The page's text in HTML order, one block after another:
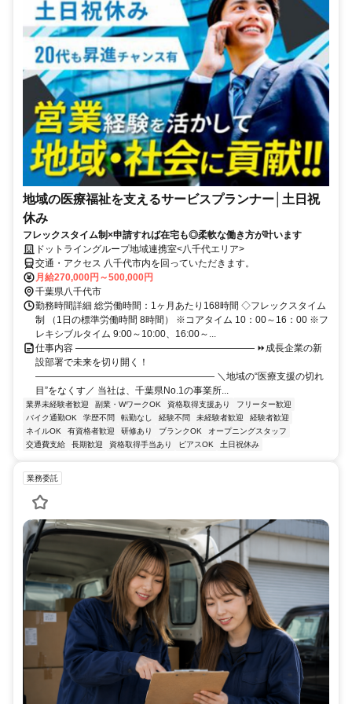
地域の医療福祉を支えるサービスプランナー│土日祝
休み
フレックスタイム制×申請すれば在宅も◎柔軟な働き方が叶います
ドットライングループ地域連携室<八千代エリア>
交通・アクセス 八千代市内を回っていただきます。
月給270,000円～500,000円
千葉県八千代市
勤務時間詳細 総労働時間：1ヶ月あたり168時間 ◇フレックスタイム
制 （1日の標準労働時間 8時間） ※コアタイム 10：00～16：00 ※フ
レキシブルタイム 9:00～10:00、16:00～...
仕事内容 ――――――――――――――――――― ⏩成長企業の新
設部署で未来を切り開く！
――――――――――――――――――― ＼地域の“医療支援の切れ
目”をなくす／ 当社は、千葉県No.1の事業所...
業界未経験者歓迎 副業・WワークOK 資格取得支援あり
フリーター歓迎
バイク通勤OK
学歴不問 転勤なし 経験不問 未経験者歓迎
経験者歓迎
ネイルOK
有資格者歓迎 研修あり ブランクOK
オープニングスタッフ
交通費支給
長期歓迎 資格取得手当あり ピアスOK 土日祝休み
業務委託